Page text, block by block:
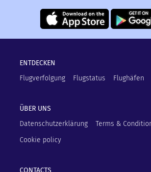
ENTDECKEN
Flugverfolgung
Flugstatus Flughäfen
ÜBER UNS
Datenschutzerklärung
Terms &
Cookie policy